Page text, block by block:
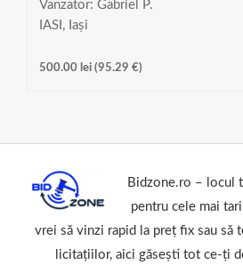
Vanzator: Gabriel P.
IASI, Iași
500.00 lei(95.29 €)
Bidzone.ro – locul
pentru cele mai
vrei să vinzi rapid la preț fix sau să
licitațiilor, aici găsești tot ce-ți